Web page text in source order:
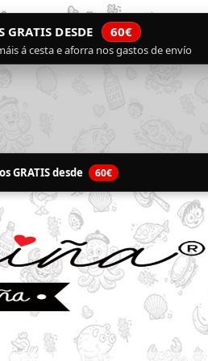
GRATIS DESDE 60€
á cesta e aforra nos gastos de envío
GRATIS desde 60€